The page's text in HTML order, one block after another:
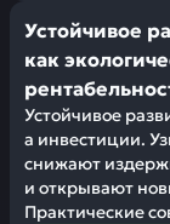
Устойчивое
как
Устойчивое
а инвестиции.
снижают
и открывают
Практические